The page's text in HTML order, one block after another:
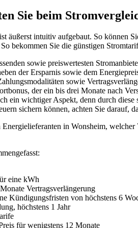
Sie beim
äußerst intuitiv aufgebaut. So können
bekommen Sie die günstigen
sowie preiswertesten
der Ersparnis sowie dem
sowie
der ein bis drei Monate nach
ein wichtiger Aspekt, denn durch
sichern können, achten Sie darauf,
in Wonsheim,
eine kWh
Vertragsverlängerung
Kündigungsfristen von höchstens 6
höchstens 1 Jahr
für wenigstens 12 Monate